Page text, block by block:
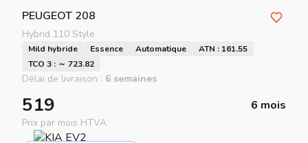
PEUGEOT 208
Hybrid 110 Style
Mild hybride Essence Automatique
ATN : 161.55
TCO 3 : ～ 723.82
Délai de livraison : 6 semaines
519 6 mois
Prix par mois HTVA